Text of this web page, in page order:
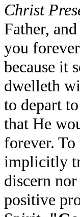
Christ
Father,
you
because it
dwelleth
to depart
that He
forever.
implicitly
discern
positive